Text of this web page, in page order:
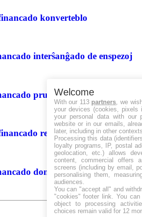
konverteblo
interŝanĝado de enspezoj
prunto/ŝuldo
rekompenco
donaco
Welcome
With our 113 partners, we
your devices (cookies, pixels
your personal data with our
website or in our emails,
later, including in other
Processing this data
loyalty programs, IP, postal
geolocation, etc.) allows
content, commercial offers
screens (including by email,
personalising them,
audiences.
You can "accept all" and
"cookies" footer link. You can
object to processing
choices remain valid for 12